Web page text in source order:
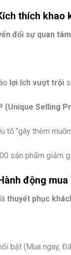
thích khao
đổi sự quan
lợi ích vượt trội
(Unique Selling
tố “gây thèm
sản phẩm giảm
động mua
thuyết phục
bật (Mua ngay,